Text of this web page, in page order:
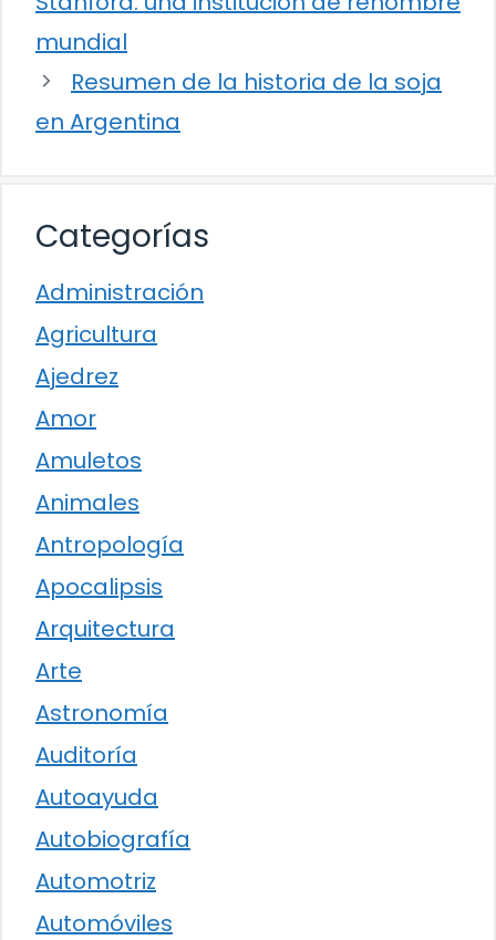
mundial
Resumen de la historia de la soja
en Argentina
Categorías
Administración
Agricultura
Ajedrez
Amor
Amuletos
Animales
Antropología
Apocalipsis
Arquitectura
Arte
Astronomía
Auditoría
Autoayuda
Autobiografía
Automotriz
Automóviles